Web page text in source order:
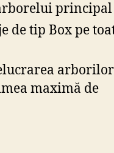
principal
de tip Box pe
maximă de